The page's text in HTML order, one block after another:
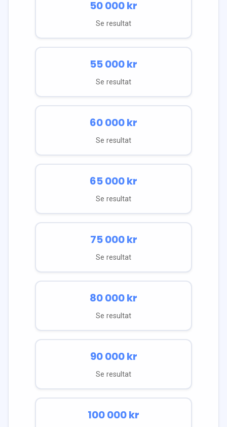
50 000kr
Se resultat
55 000kr
Se resultat
60 000kr
Se resultat
65 000kr
Se resultat
75 000kr
Se resultat
80 000kr
Se resultat
90 000kr
Se resultat
100 000kr